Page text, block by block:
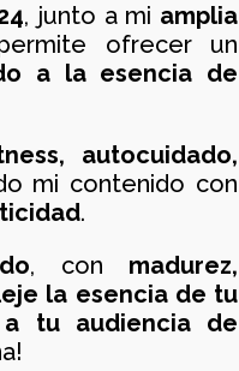
, junto a mi amplia
ofrecer un
a la esencia de
autocuidado,
mi contenido con
.
, con madurez,
la esencia de tu
a tu audiencia de